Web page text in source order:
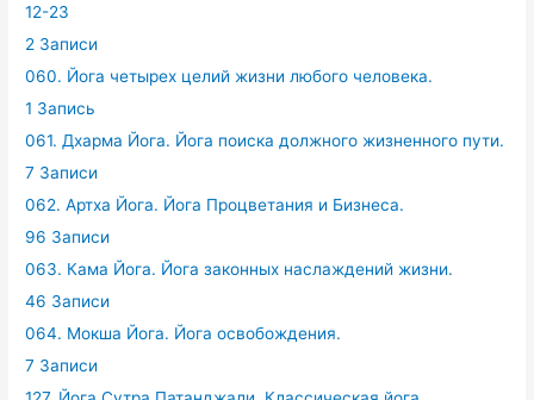
12-23
2 Записи
060. Йога четырех целий жизни любого человека.
1 Запись
061. Дхарма Йога. Йога поиска должного жизненного пути.
7 Записи
062. Артха Йога. Йога Процветания и Бизнеса.
96 Записи
063. Кама Йога. Йога законных наслаждений жизни.
46 Записи
064. Мокша Йога. Йога освобождения.
7 Записи